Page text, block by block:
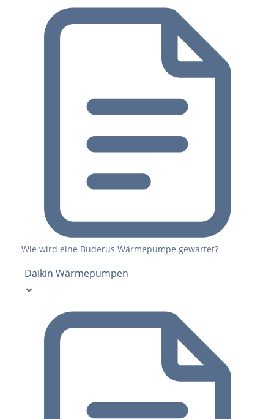
Wie wird eine Buderus Wärmepumpe gewartet?
Daikin Wärmepumpen